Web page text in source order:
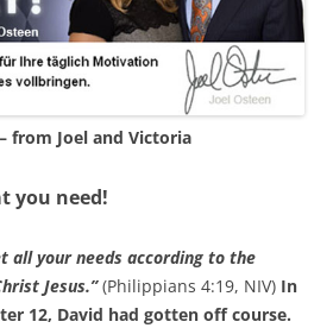
– from Joel and Victoria
you need!
all your needs according to the
Jesus.”(Philippians 4:19, NIV) In
12, David had gotten off course.